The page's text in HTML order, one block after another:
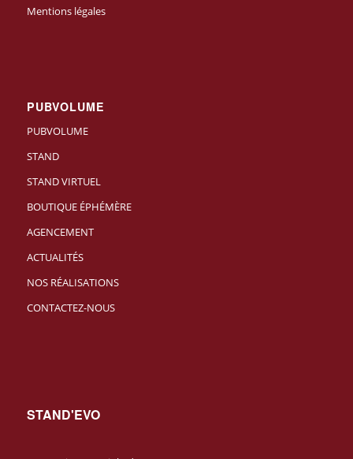
Mentions légales
PUBVOLUME
PUBVOLUME
STAND
STAND VIRTUEL
BOUTIQUE ÉPHÉMÈRE
AGENCEMENT
ACTUALITÉS
NOS RÉALISATIONS
CONTACTEZ-NOUS
STAND'EVO